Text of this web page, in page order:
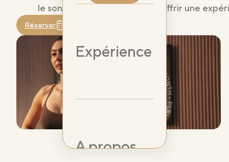
Expérience
A propos
le son et le mouvement pour offrir une
Réserver